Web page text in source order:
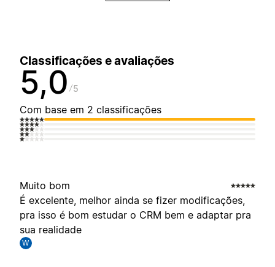
Classificações e avaliações
5,0 5
Com base em 2 classificações
Muito bom
É excelente, melhor ainda se fizer modificações,
pra isso é bom estudar o CRM bem e adaptar pra
sua realidade
W